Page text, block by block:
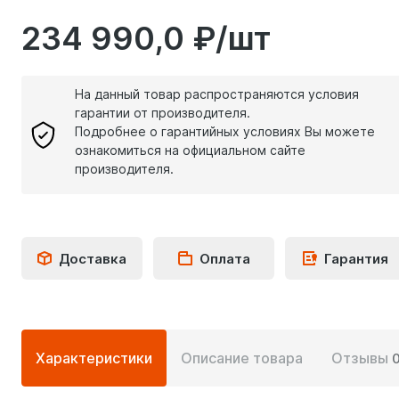
234 990,0 ₽/шт
На данный товар распространяются условия
гарантии от производителя.
Подробнее о гарантийных условиях Вы можете
ознакомиться на официальном сайте
производителя.
Доставка Оплата Гарантия
информация
Характеристики Описание товара Отзывы